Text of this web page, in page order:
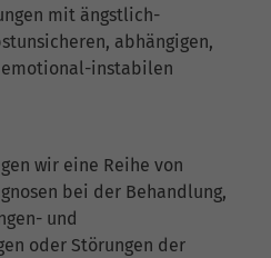
mit ängstlich-
abhängigen,
instabilen
wir eine Reihe von
bei der Behandlung,
und
oder Störungen der